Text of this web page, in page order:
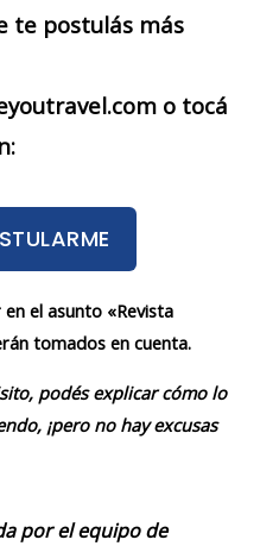
te postulás más
o tocá
el asunto «Revista
tomados en cuenta.
podés explicar cómo lo
¡pero no hay excusas
por el equipo de